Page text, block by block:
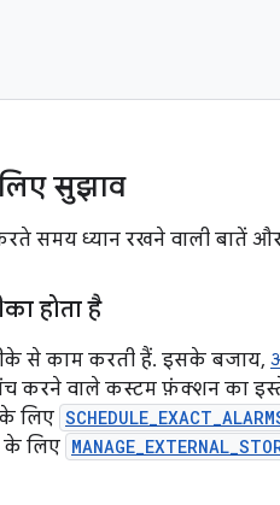
सुझाव
समय ध्यान रखने वाली बातें
होता है
से काम करती हैं. इसके बजाय,
करने वाले कस्टम फ़ंक्शन का
लिए
के लिए